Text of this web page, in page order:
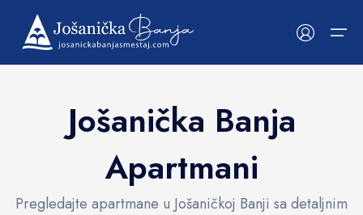
Početna
Kategorije
Apartmani
O Jošaničkoj Banji
Kategorije
Pozicija, istorija i vode
Jošanička Banja
Apartmani
Pregledajte apartmane u Jošaničkoj Banji sa detaljnim